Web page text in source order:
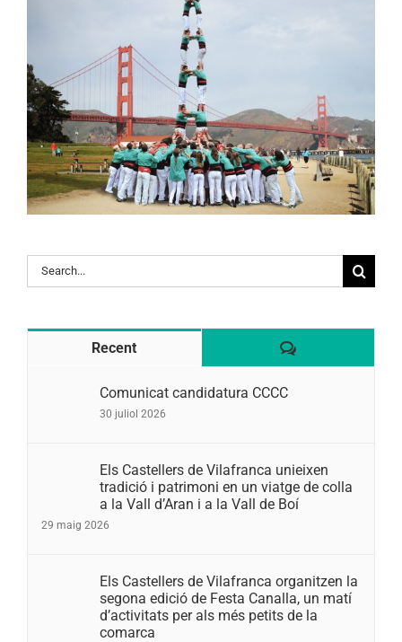
Search
for:
Recent Comentaris
Comunicat candidatura CCCC
30 juliol 2026
Els Castellers de Vilafranca unieixen
tradició i patrimoni en un viatge de colla
a la Vall d’Aran i a la Vall de Boí
29 maig 2026
Els Castellers de Vilafranca organitzen la
segona edició de Festa Canalla, un matí
d’activitats per als més petits de la
comarca